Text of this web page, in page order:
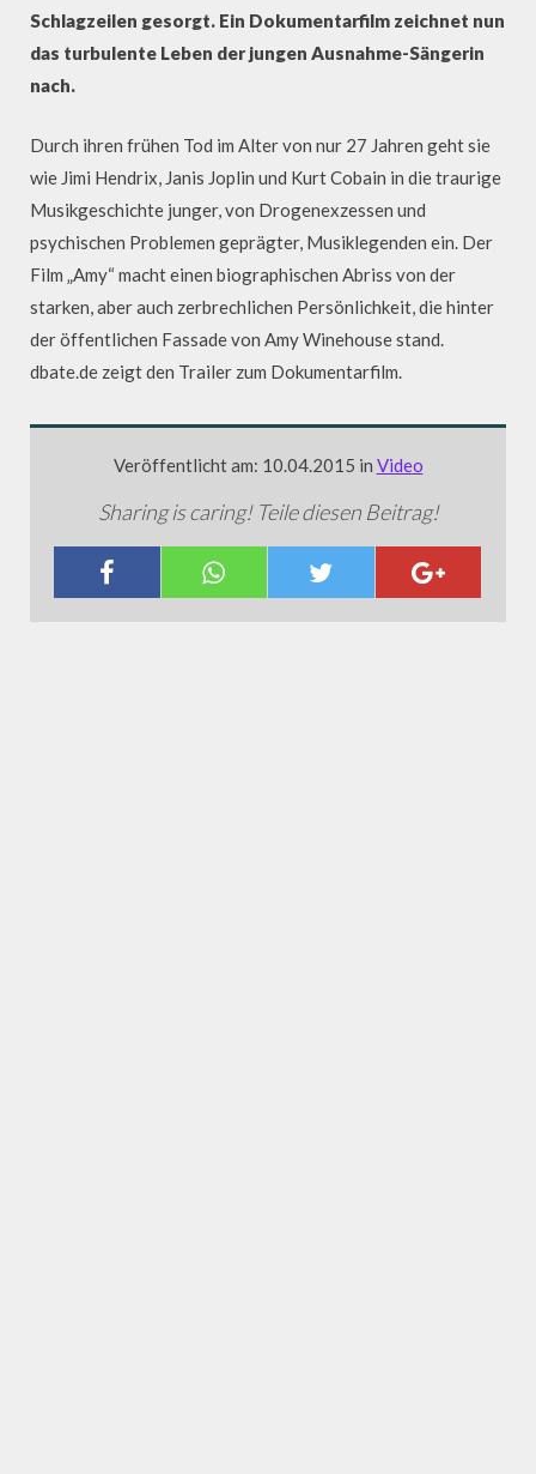
Schlagzeilen gesorgt. Ein Dokumentarfilm zeichnet nun
das turbulente Leben der jungen Ausnahme-Sängerin
nach.
Durch ihren frühen Tod im Alter von nur 27 Jahren geht sie
wie Jimi Hendrix, Janis Joplin und Kurt Cobain in die traurige
Musikgeschichte junger, von Drogenexzessen und
psychischen Problemen geprägter, Musiklegenden ein. Der
Film „Amy“ macht einen biographischen Abriss von der
starken, aber auch zerbrechlichen Persönlichkeit, die hinter
der öffentlichen Fassade von Amy Winehouse stand.
dbate.de zeigt den Trailer zum Dokumentarfilm.
Veröffentlicht am: 10.04.2015 in Video
Sharing is caring! Teile diesen Beitrag!